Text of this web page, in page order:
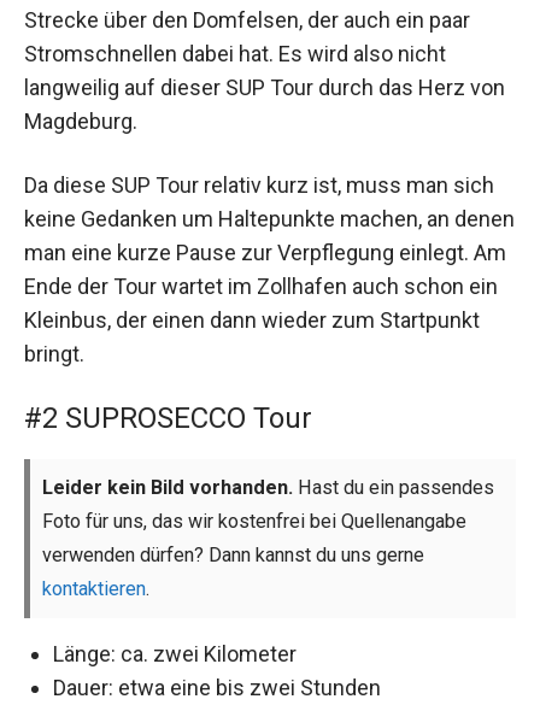
Strecke über den Domfelsen, der auch ein paar
Stromschnellen dabei hat. Es wird also nicht
langweilig auf dieser SUP Tour durch das Herz von
Magdeburg.
Da diese SUP Tour relativ kurz ist, muss man sich
keine Gedanken um Haltepunkte machen, an denen
man eine kurze Pause zur Verpflegung einlegt. Am
Ende der Tour wartet im Zollhafen auch schon ein
Kleinbus, der einen dann wieder zum Startpunkt
bringt.
#2 SUPROSECCO Tour
Leider kein Bild vorhanden. Hast du ein passendes
Foto für uns, das wir kostenfrei bei Quellenangabe
verwenden dürfen? Dann kannst du uns gerne
kontaktieren.
Länge: ca. zwei Kilometer
Dauer: etwa eine bis zwei Stunden